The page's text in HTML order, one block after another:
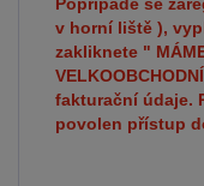
Popřípadě se
v horní liště ),
zakliknete "
fakturační údaje.
povolen přístup